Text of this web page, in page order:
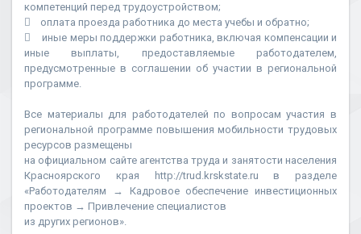
компетенций перед трудоустройством;
 оплата проезда работника до места учебы и обратно;
 иные меры поддержки работника, включая компенсации и
иные выплаты, предоставляемые работодателем,
предусмотренные в соглашении об участии в региональной
программе.
Все материалы для работодателей по вопросам участия в
региональной программе повышения мобильности трудовых
ресурсов размещены
на официальном сайте агентства труда и занятости населения
Красноярского края http://trud.krskstate.ru в разделе
«Работодателям → Кадровое обеспечение инвестиционных
проектов → Привлечение специалистов
из других регионов».